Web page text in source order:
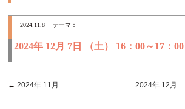
2024.11.8 テーマ：
2024年 12月 7日 （土） 16：00～17：00
← 2024年 11月 ... 2024年 12月 ...